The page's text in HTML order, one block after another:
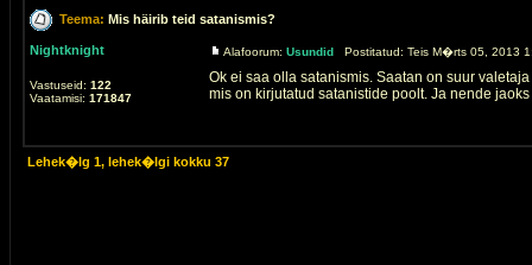
Teema: Mis häirib teid satanismis?
Nightknight
Vastuseid: 122
Vaatamisi: 171847
Alafoorum: Usundid Postitatud: Teis M�rts 05, 2013
Ok ei saa olla satanismis. Saatan on suur
mis on kirjutatud satanistide poolt. Ja nende jaoks
Lehek�lg 1, lehek�lgi kokku 37